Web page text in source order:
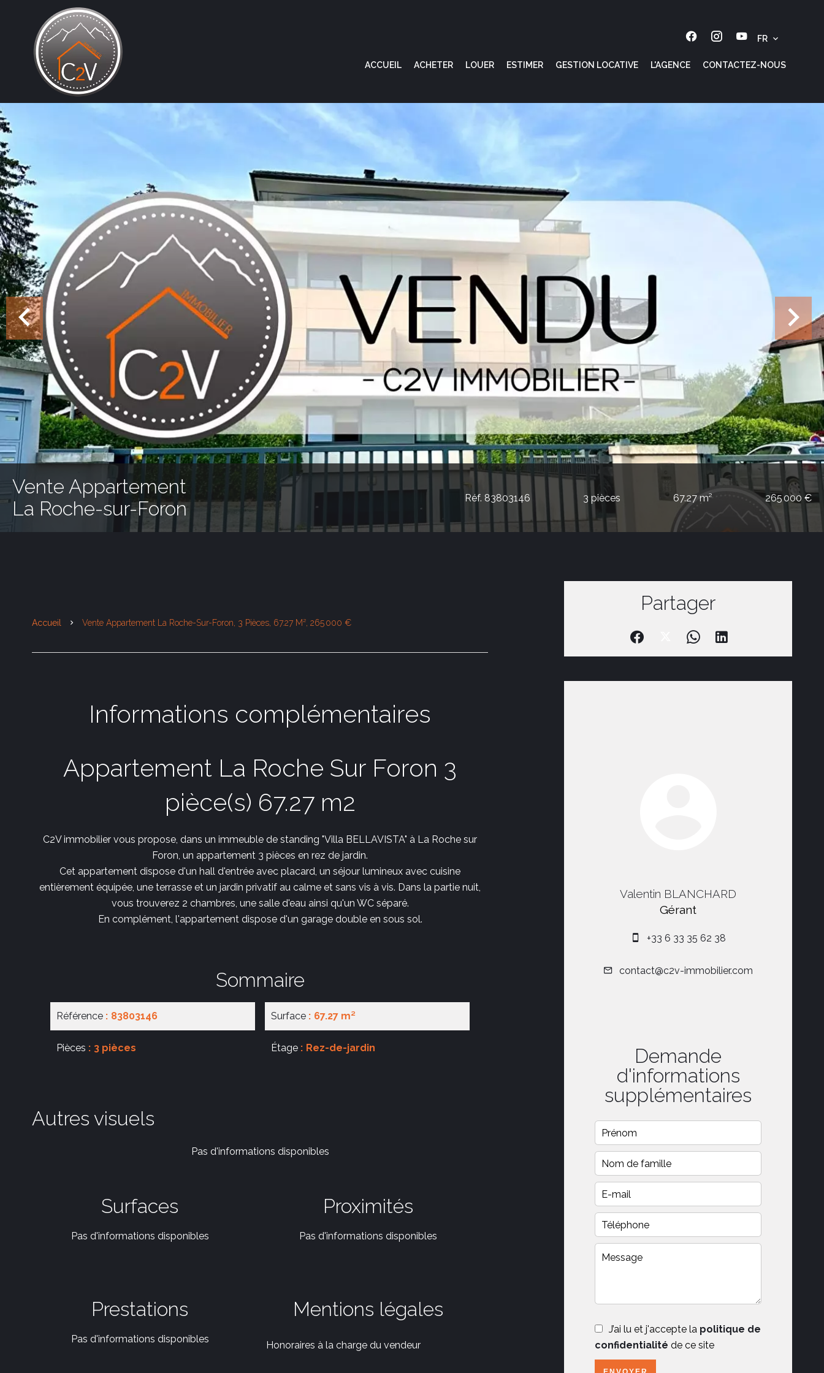
FR
ACCUEIL ACHETER LOUER ESTIMER GESTION LOCATIVE L'AGENCE CONTACTEZ-NOUS
Vente Appartement
La Roche-sur-Foron
Réf. 83803146 3 pièces 67.27 m² 265 000 €
Accueil Vente Appartement La Roche-Sur-Foron, 3 Pièces, 67.27 M², 265 000 €
Informations complémentaires
Appartement La Roche Sur Foron 3
pièce(s) 67.27 m2
C2V immobilier vous propose, dans un immeuble de standing "Villa BELLAVISTA" à La Roche sur
Foron, un appartement 3 pièces en rez de jardin.
Cet appartement dispose d'un hall d'entrée avec placard, un séjour lumineux avec cuisine
entièrement équipée, une terrasse et un jardin privatif au calme et sans vis à vis. Dans la partie nuit,
vous trouverez 2 chambres, une salle d'eau ainsi qu'un WC séparé.
En complément, l'appartement dispose d'un garage double en sous sol.
Sommaire
Référence 83803146
Pièces 3 pièces
Surface 67.27 m²
Étage Rez-de-jardin
Autres visuels
Pas d'informations disponibles
Surfaces
Pas d'informations disponibles
Proximités
Pas d'informations disponibles
Prestations
Pas d'informations disponibles
Mentions légales
Honoraires à la charge du vendeur
Partager
Valentin BLANCHARD
Gérant
+33 6 33 35 62 38
contact@c2v-immobilier.com
Demande
d'informations
supplémentaires
J’ai lu et j'accepte la politique de
confidentialité de ce site